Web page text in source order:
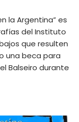
la Argentina” es
del Instituto
que resulten
una beca para
Balseiro durante